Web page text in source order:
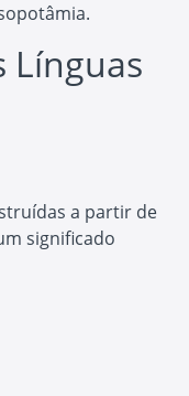
Línguas
a partir de
significado